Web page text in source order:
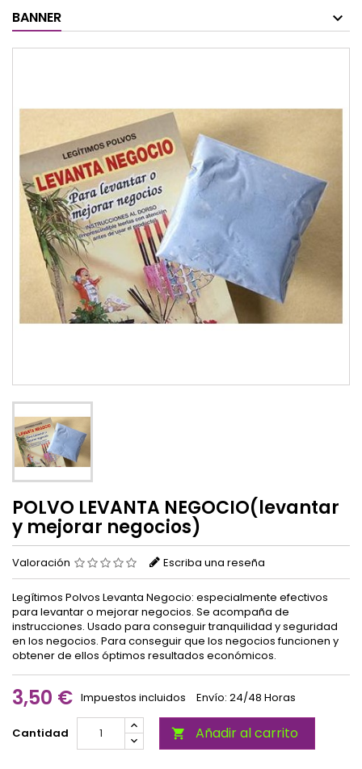
BANNER
POLVO LEVANTA NEGOCIO(levantar
y mejorar negocios)
Valoración Escriba una reseña
Legítimos Polvos Levanta Negocio: especialmente efectivos
para levantar o mejorar negocios. Se acompaña de
instrucciones. Usado para conseguir tranquilidad y seguridad
en los negocios. Para conseguir que los negocios funcionen y
obtener de ellos óptimos resultados económicos.
3,50 € Impuestos incluidos Envío: 24/48 Horas
Cantidad  Añadir al carrito